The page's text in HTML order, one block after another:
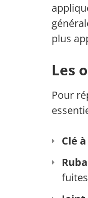
plus
Les
Pour
Clé